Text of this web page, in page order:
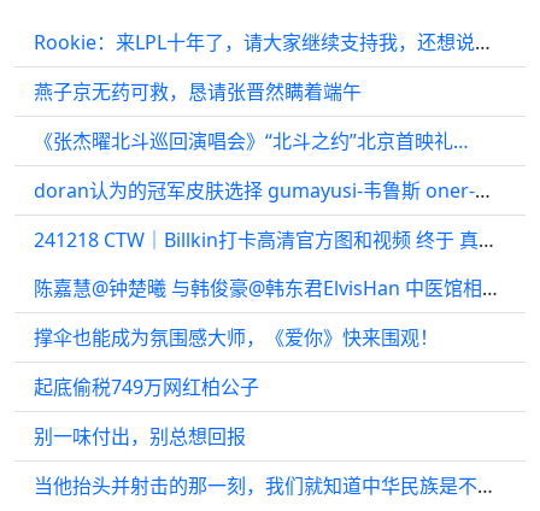
Rookie：来LPL十年了，请大家继续支持我，还想说喻文波你等着！
燕子京无药可救，恳请张晋然瞒着端午
《张杰曜北斗巡回演唱会》“北斗之约”北京首映礼…
doran认为的冠军皮肤选择 gumayusi-韦鲁斯 oner-赵信 T1_always1st
241218 CTW｜Billkin打卡高清官方图和视频 终于 真帅啊 太喜欢今天了
陈嘉慧@钟楚曦 与韩俊豪@韩东君ElvisHan 中医馆相遇…
撑伞也能成为氛围感大师，《爱你》快来围观！
起底偷税749万网红柏公子
别一味付出，别总想回报
当他抬头并射击的那一刻，我们就知道中华民族是不可战胜的！